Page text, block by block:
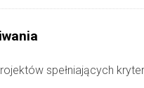
spełniających